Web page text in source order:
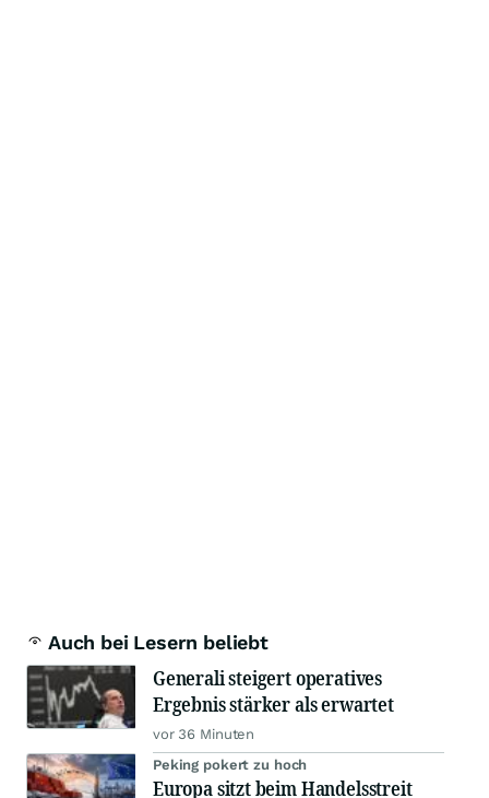
Auch bei Lesern beliebt
Generali steigert operatives
Ergebnis stärker als erwartet
vor 36 Minuten
Peking pokert zu hoch
Europa sitzt beim Handelsstreit